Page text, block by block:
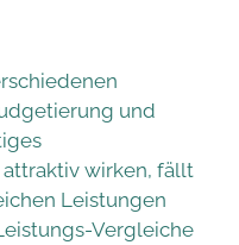
und
wirken, fällt
Leistungen
Vergleiche